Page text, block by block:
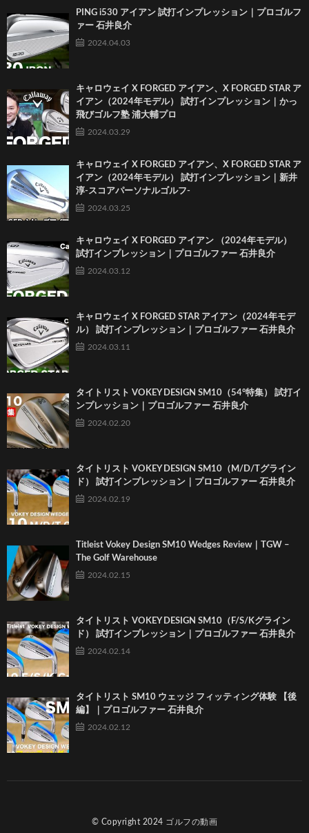
PING i530 アイアン 試打インプレッション｜プロゴルフ
ァー 石井良介
2024.04.03
キャロウェイ X FORGED アイアン、X FORGED STAR ア
イアン（2024年モデル） 試打インプレッション｜かっ
飛びゴルフ塾 浦大輔プロ
2024.03.29
キャロウェイ X FORGED アイアン、X FORGED STAR ア
イアン（2024年モデル） 試打インプレッション｜新井
淳-スコアパーソナルゴルフ-
2024.03.25
キャロウェイ X FORGED アイアン （2024年モデル）
試打インプレッション｜プロゴルファー 石井良介
2024.03.12
キャロウェイ X FORGED STAR アイアン（2024年モデ
ル） 試打インプレッション｜プロゴルファー 石井良介
2024.03.11
タイトリスト VOKEY DESIGN SM10（54°特集） 試打イ
ンプレッション｜プロゴルファー 石井良介
2024.02.20
タイトリスト VOKEY DESIGN SM10（M/D/Tグライン
ド） 試打インプレッション｜プロゴルファー 石井良介
2024.02.19
Titleist Vokey Design SM10 Wedges Review｜TGW –
The Golf Warehouse
2024.02.15
タイトリスト VOKEY DESIGN SM10（F/S/Kグライン
ド） 試打インプレッション｜プロゴルファー 石井良介
2024.02.14
タイトリスト SM10 ウェッジ フィッティング体験 【後
編】｜プロゴルファー 石井良介
2024.02.12
© Copyright 2024 ゴルフの動画